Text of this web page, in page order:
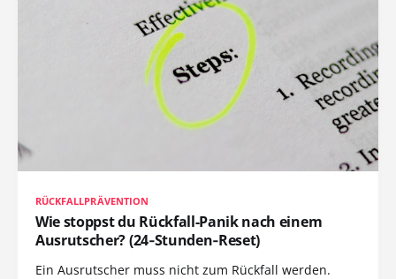
RÜCKFALLPRÄVENTION
Wie stoppst du Rückfall-Panik nach einem
Ausrutscher? (24‑Stunden‑Reset)
Ein Ausrutscher muss nicht zum Rückfall werden.